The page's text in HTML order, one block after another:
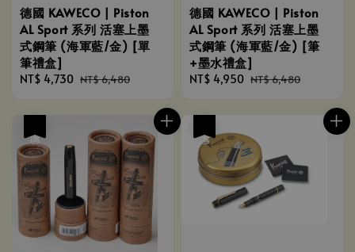
德國 KAWECO | Piston
AL Sport 系列 活塞上墨
式鋼筆 (海軍藍/金) [單
筆禮盒]
Sale
NT$ 4,730 Regular
NT$ 6,480
德國 KAWECO | Piston
AL Sport 系列 活塞上墨
式鋼筆 (海軍藍/金) [筆
+墨水禮盒]
Sale
NT$ 4,950 Regular
NT$ 6,480